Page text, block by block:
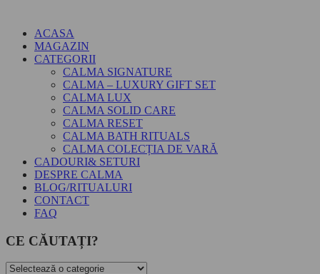
ACASA
MAGAZIN
CATEGORII
CALMA SIGNATURE
CALMA – LUXURY GIFT SET
CALMA LUX
CALMA SOLID CARE
CALMA RESET
CALMA BATH RITUALS
CALMA COLECȚIA DE VARĂ
CADOURI& SETURI
DESPRE CALMA
BLOG/RITUALURI
CONTACT
FAQ
CE CĂUTAȚI?